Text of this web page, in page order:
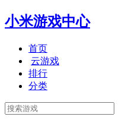
小米游戏中心
首页
云游戏
排行
分类